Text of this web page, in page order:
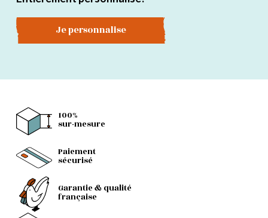
Je personnalise
100%
sur-mesure
Paiement
sécurisé
Garantie & qualité
française